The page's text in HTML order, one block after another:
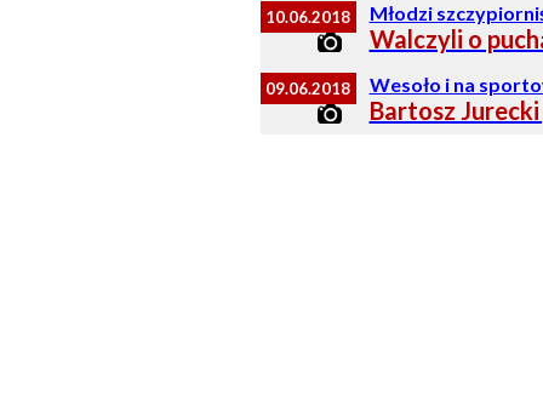
10.06.2018 Młodzi
Walczyli o
09.06.2018 Wesoło i na
Bartosz